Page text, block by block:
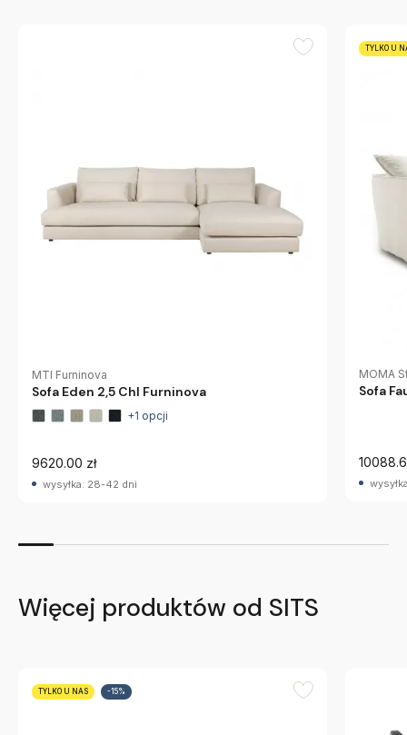
MTI Furninova
Sofa Eden 2,5 Chl Furninova
+1 opcji
9620.00 zł
wysyłka: 28-42 dni
TYLKO U
MOMA
Sofa
Więcej produktów od SITS
TYLKO U NAS -15%